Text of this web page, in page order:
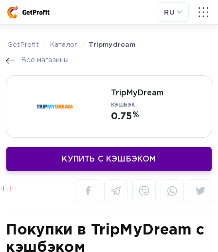
RU
GetProfit Каталог Tripmydream
Все магазины
TripMyDream
КЭШБЭК
0.75
КУПИТЬ С КЭШБЭКОМ
Покупки в TripMyDream с
кэшбэком